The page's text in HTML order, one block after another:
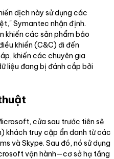
dịch này sử dụng các
Symantec nhận định.
khiến các sản phẩm bảo
khiển (C&C) đi đến
khiến các chuyên gia
liệu đang bị đánh cắp bởi
cửa sau trước tiên sẽ
khách truy cập ẩn danh từ các
và Skype. Sau đó, nó sử dụng
vận hành—cơ sở hạ tầng